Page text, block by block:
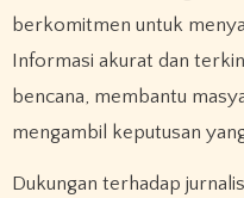
berkomitmen untuk
Informasi akurat dan
bencana, membantu
mengambil keputusan
Dukungan terhadap